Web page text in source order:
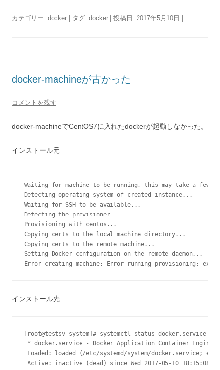
カテゴリー: docker | タグ: docker | 投稿日: 2017年5月10日
docker-machineが古かった
コメントを残す
docker-machineでCentOS7に入れたdockerが起動しなかった。
インストール元
Waiting for machine to be running, this may take a few
Detecting operating system of created instance...
Waiting for SSH to be available...
Detecting the provisioner...
Provisioning with centos...
Copying certs to the local machine directory...
Copying certs to the remote machine...
Setting Docker configuration on the remote daemon...
Error creating machine: Error running provisioning: exit
インストール先
[root@testsv system]# systemctl status docker.service -l
* docker.service - Docker Application Container Engine
Loaded: loaded (/etc/systemd/system/docker.service;
Active: inactive (dead) since Wed 2017-05-10 18:15:08